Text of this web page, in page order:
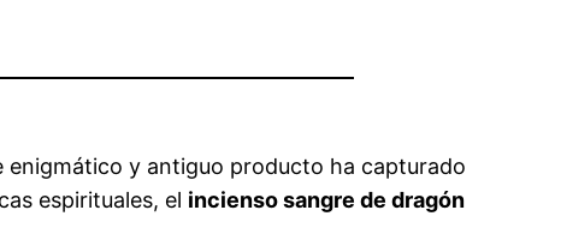
enigmático y antiguo producto ha capturado
espirituales, el incienso sangre de dragón